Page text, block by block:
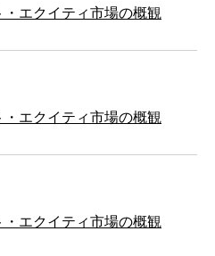
エクイティ市場の概観
エクイティ市場の概観
エクイティ市場の概観